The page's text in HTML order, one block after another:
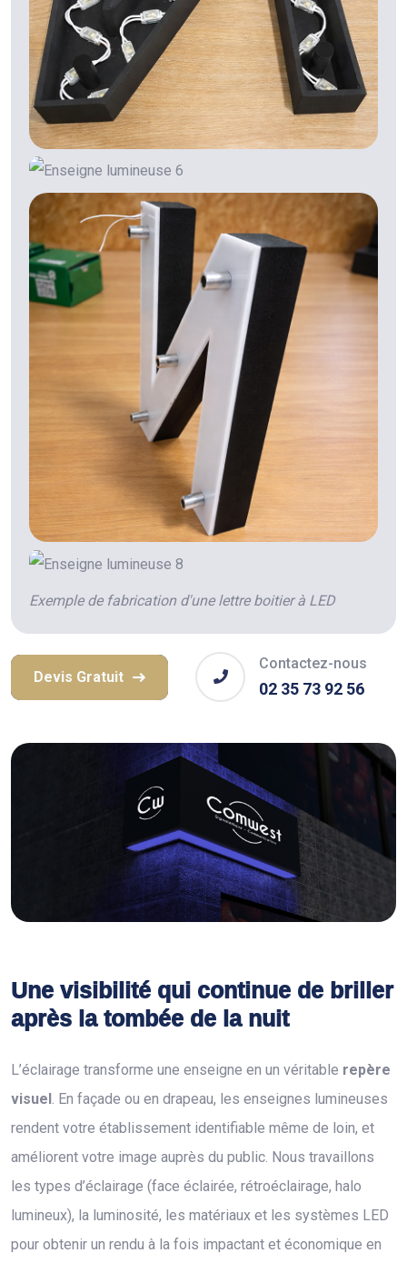
Exemple de fabrication d'une lettre boitier à LED
Devis Gratuit
Contactez-nous
02 35 73 92 56
Une visibilité qui continue de briller
après la tombée de la nuit
L’éclairage transforme une enseigne en un véritable repère
visuel . En façade ou en drapeau, les enseignes lumineuses
rendent votre établissement identifiable même de loin, et
améliorent votre image auprès du public. Nous travaillons
les types d’éclairage (face éclairée, rétroéclairage, halo
lumineux), la luminosité, les matériaux et les systèmes LED
pour obtenir un rendu à la fois impactant et économique en